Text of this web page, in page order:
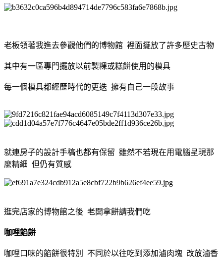
老板領著我進去參觀他們的博物館 裡面擺放了許多歷史古物
其中有一區專門擺放以前製粿或糕餅使用的模具
每一個模具都經歷時代的更迭 擁有自己一段故事
就連房子的設計手稿也都有保留 雖然不若現在用電腦呈現那
麼精細 但仍有質感
逛完店家的博物館之後 老闆拿餅請我們吃
咖哩餡餅
咖哩口味的餡餅很特別 不同於以往吃到添加滷肉塊 改放滷香